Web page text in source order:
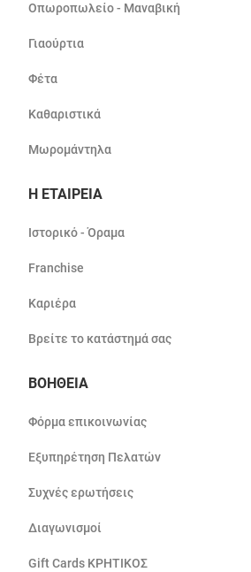
Οπωροπωλείο - Μαναβική
Γιαούρτια
Φέτα
Καθαριστικά
Μωρομάντηλα
Η ΕΤΑΙΡΕΙΑ
Ιστορικό - Όραμα
Franchise
Καριέρα
Βρείτε το κατάστημά σας
ΒΟΗΘΕΙΑ
Φόρμα επικοινωνίας
Εξυπηρέτηση Πελατών
Συχνές ερωτήσεις
Διαγωνισμοί
Gift Cards ΚΡΗΤΙΚΟΣ